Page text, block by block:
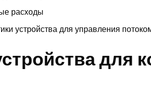
расходы
устройства для управления
для